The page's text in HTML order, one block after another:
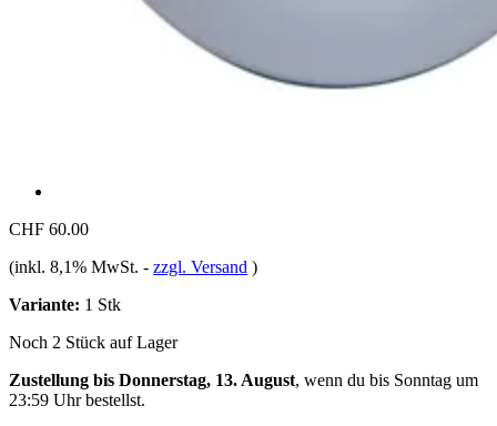
CHF 60.00
(inkl. 8,1% MwSt. - zzgl. Versand )
Variante: 1 Stk
Noch 2 Stück auf Lager
Zustellung bis Donnerstag, 13. August, wenn du bis Sonntag um
23:59 Uhrbestellst.